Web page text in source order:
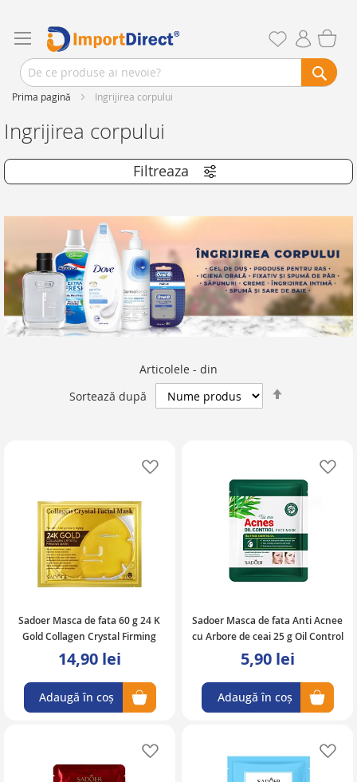
Prima pagină Ingrijirea corpului
Ingrijirea corpului
Articolele - din
Sortează după
Sadoer Masca de fata 60 g 24 K
Gold Collagen Crystal Firming
14,90 lei
Adaugă în coș
Sadoer Masca de fata Anti Acnee
cu Arbore de ceai 25 g Oil Control
5,90 lei
Adaugă în coș